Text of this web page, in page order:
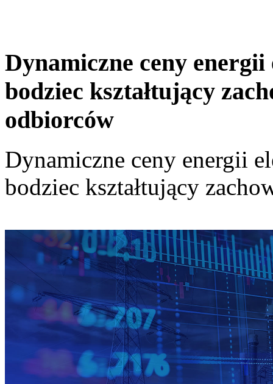
Dynamiczne ceny
bodziec kształtujący
odbiorców
Dynamiczne ceny energii
bodziec kształtujący